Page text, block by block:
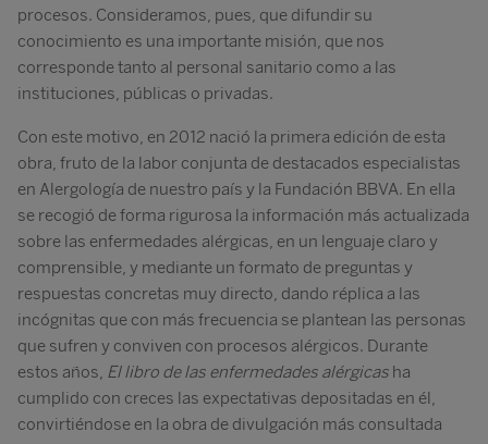
procesos. Consideramos, pues, que difundir su
conocimiento es una importante misión, que nos
corresponde tanto al personal sanitario como a las
instituciones, públicas o privadas.
Con este motivo, en 2012 nació la primera edición de esta
obra, fruto de la labor conjunta de destacados especialistas
en Alergología de nuestro país y la Fundación BBVA. En ella
se recogió de forma rigurosa la información más actualizada
sobre las enfermedades alérgicas, en un lenguaje claro y
comprensible, y mediante un formato de preguntas y
respuestas concretas muy directo, dando réplica a las
incógnitas que con más frecuencia se plantean las personas
que sufren y conviven con procesos alérgicos. Durante
estos años, El libro de las enfermedades alérgicas ha
cumplido con creces las expectativas depositadas en él,
convirtiéndose en la obra de divulgación más consultada